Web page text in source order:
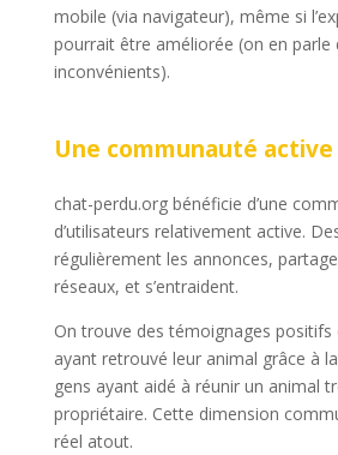
mobile (via navigateur), même si
pourrait être améliorée (on en parle
inconvénients).
Une communauté active
chat-perdu.org bénéficie d’une
d’utilisateurs relativement active.
régulièrement les annonces,
réseaux, et s’entraident.
On trouve des témoignages positifs
ayant retrouvé leur animal grâce à
gens ayant aidé à réunir un animal
propriétaire. Cette dimension
réel atout.